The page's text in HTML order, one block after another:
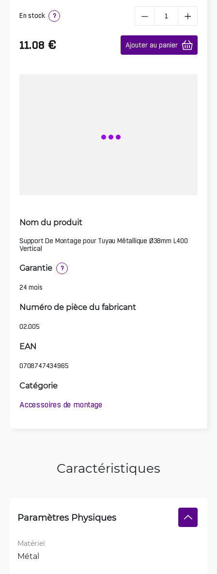
En stock ?
11.08 € Ajouter au panier
Nom du produit
Support De Montage pour Tuyau Métallique Ø38mm L400
Vertical
Garantie ?
24 mois
Numéro de pièce du fabricant
02.005
EAN
0708747434965
Catégorie
Accessoires de montage
Caractéristiques
Paramètres Physiques
Matériel
Métal